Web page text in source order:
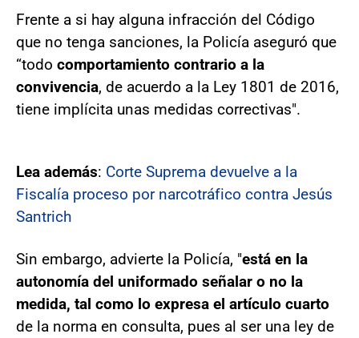
Frente a si hay alguna infracción del Código
que no tenga sanciones, la Policía aseguró que
“todo comportamiento contrario a la
convivencia, de acuerdo a la Ley 1801 de 2016,
tiene implícita unas medidas correctivas".
Lea además: Corte Suprema devuelve a la
Fiscalía proceso por narcotráfico contra Jesús
Santrich
Sin embargo, advierte la Policía, "está en la
autonomía del uniformado señalar o no la
medida, tal como lo expresa el artículo cuarto
de la norma en consulta, pues al ser una ley de